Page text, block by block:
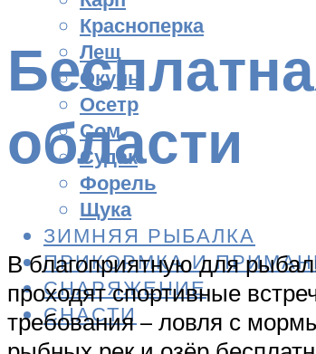
Красноперка
Лещ
Окунь
Осетр
Сом
Судак
Форель
Щука
ЗИМНЯЯ РЫБАЛКА
ПРИКОРМКА И
СНАРЯЖЕНИЕ
СНАСТИ
области
В благоприятную для
проходят спортивные
требования – ловля с